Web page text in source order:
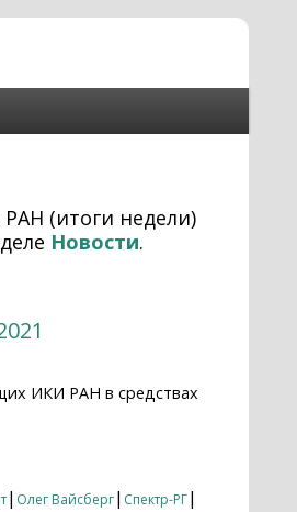
(итоги недели)
Новости.
ИКИ РАН в средствах
| Олег Вайсберг| Спектр-РГ|